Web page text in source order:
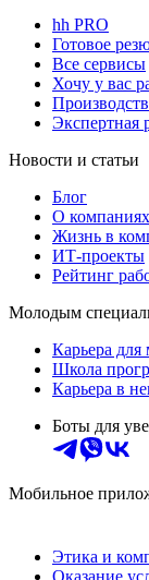
hh PRO
Готовое
Все сервисы
Хочу у вас
Экспертная
Новости и статьи
Блог
О
Жизнь в
ИТ-проекты
Рейтинг
Молодым
Карьера для
Школа
Карьера в
Боты для
Мобильное
Этика и